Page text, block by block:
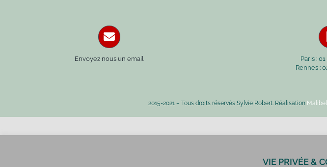
Envoyez nous un email
Paris :
Rennes :
2015-2021 – Tous droits réservés Sylvie Robert. Réalisation
VIE PRIVÉE &